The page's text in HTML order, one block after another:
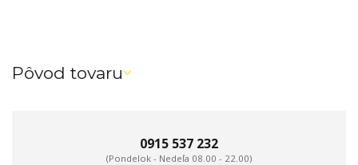
Pôvod tovaru
0915 537 232
(Pondelok - Nedeľa 08.00 - 22.00)